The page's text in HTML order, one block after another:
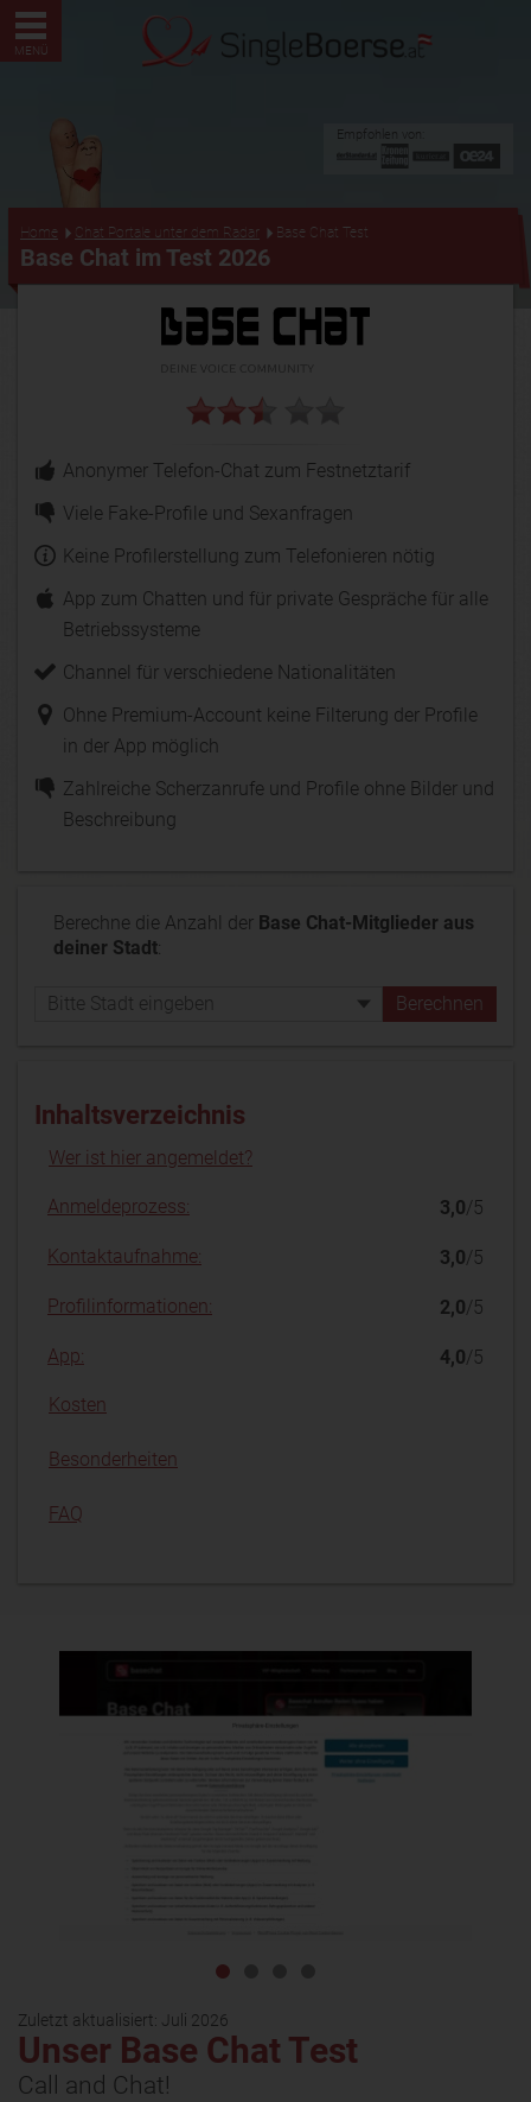
MENÜ
Empfohlen von:
Home Chat Portale unter dem Radar Base Chat Test
Base Chat im Test 2026
Anonymer Telefon-Chat zum Festnetztarif
Viele Fake-Profile und Sexanfragen
Keine Profilerstellung zum Telefonieren nötig
App zum Chatten und für private Gespräche für alle
Betriebssysteme
Channel für verschiedene Nationalitäten
Ohne Premium-Account keine Filterung der Profile
in der App möglich
Zahlreiche Scherzanrufe und Profile ohne Bilder und
Beschreibung
Berechne die Anzahl der Base Chat-Mitglieder aus
deiner Stadt:
Inhaltsverzeichnis
Wer ist hier angemeldet?
Anmeldeprozess: 3,0/5
Kontaktaufnahme: 3,0/5
Profilinformationen: 2,0/5
App: 4,0/5
Kosten
Besonderheiten
FAQ
Zuletzt aktualisiert: Juli 2026
Unser Base Chat Test
Call and Chat!